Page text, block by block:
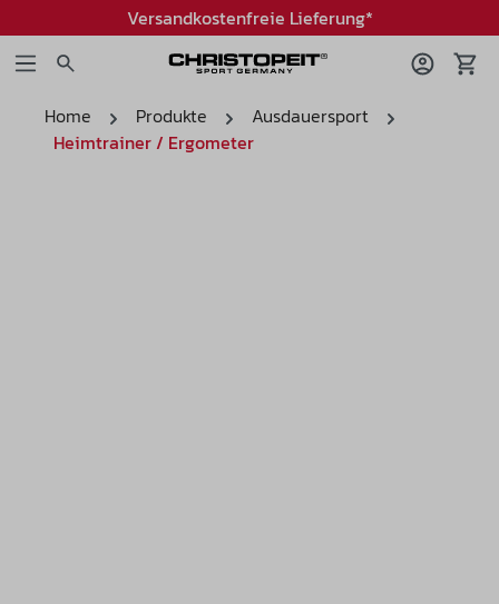
Versandkostenfreie Lieferung*
Home Produkte
Ausdauersport
Heimtrainer / Ergometer